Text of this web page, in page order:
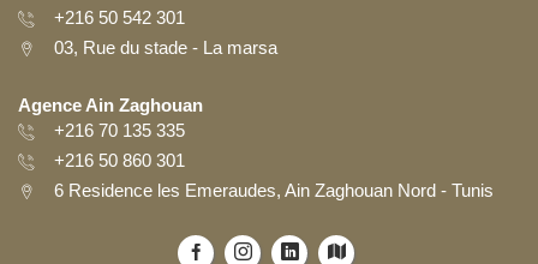
+216 50 542 301
03, Rue du stade - La marsa
Agence Ain Zaghouan
+216 70 135 335
+216 50 860 301
6 Residence les Emeraudes, Ain Zaghouan Nord - Tunis